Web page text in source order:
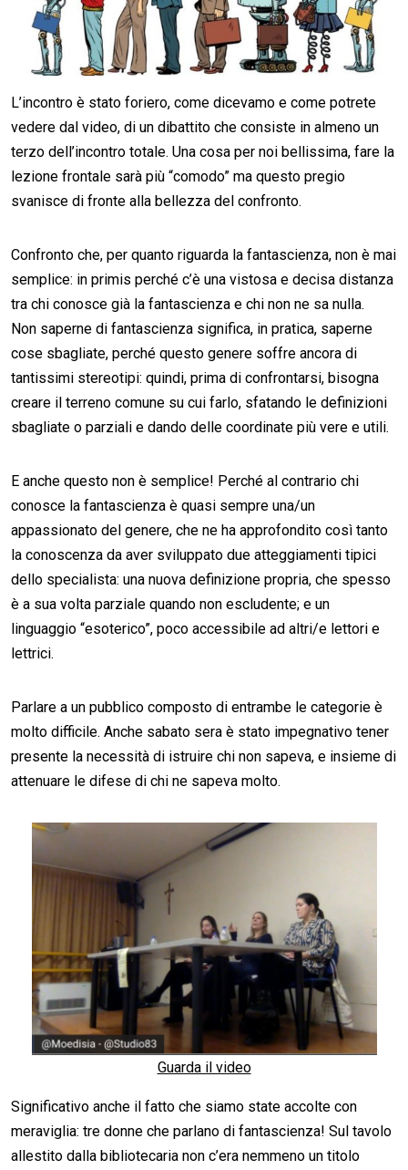
L’incontro è stato foriero, come dicevamo e come potrete
vedere dal video, di un dibattito che consiste in almeno un
terzo dell’incontro totale. Una cosa per noi bellissima, fare la
lezione frontale sarà più “comodo” ma questo pregio
svanisce di fronte alla bellezza del confronto.
Confronto che, per quanto riguarda la fantascienza, non è mai
semplice: in primis perché c’è una vistosa e decisa distanza
tra chi conosce già la fantascienza e chi non ne sa nulla.
Non saperne di fantascienza significa, in pratica, saperne
cose sbagliate, perché questo genere soffre ancora di
tantissimi stereotipi: quindi, prima di confrontarsi, bisogna
creare il terreno comune su cui farlo, sfatando le definizioni
sbagliate o parziali e dando delle coordinate più vere e utili.
E anche questo non è semplice! Perché al contrario chi
conosce la fantascienza è quasi sempre una/un
appassionato del genere, che ne ha approfondito così tanto
la conoscenza da aver sviluppato due atteggiamenti tipici
dello specialista: una nuova definizione propria, che spesso
è a sua volta parziale quando non escludente; e un
linguaggio “esoterico”, poco accessibile ad altri/e lettori e
lettrici.
Parlare a un pubblico composto di entrambe le categorie è
molto difficile. Anche sabato sera è stato impegnativo tener
presente la necessità di istruire chi non sapeva, e insieme di
attenuare le difese di chi ne sapeva molto.
Guarda il video
Significativo anche il fatto che siamo state accolte con
meraviglia: tre donne che parlano di fantascienza! Sul tavolo
allestito dalla bibliotecaria non c’era nemmeno un titolo